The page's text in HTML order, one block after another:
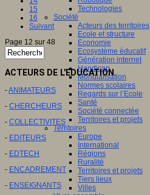
Technologies
Société
Acteurs des territoires
Ecole et structure
Economie
Ecosystème éducatif
Génération internet
Handicap
Mondialisation
Normes scolaires
Regards sur l’Ecole
Santé
Société connectée
Territoires et projets
Territoires
Europe
International
Régions
Ruralité
Territoires et projets
Tiers lieux
Villes
15
16
Suivant
Page 12 sur 48
ACTEURS DE L'EDUCATION
-ANIMATEURS
- CHERCHEURS
- COLLECTIVITES
- EDITEURS
- EDTECH
- ENCADREMENT
- ENSEIGNANTS